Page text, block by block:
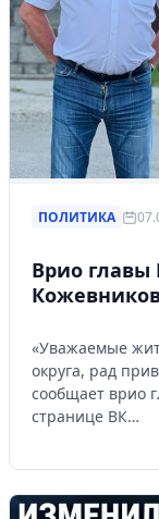
ПОЛИТИКА
Врио
«Уважаемые
округа, рад
сообщает врио
странице ВК…